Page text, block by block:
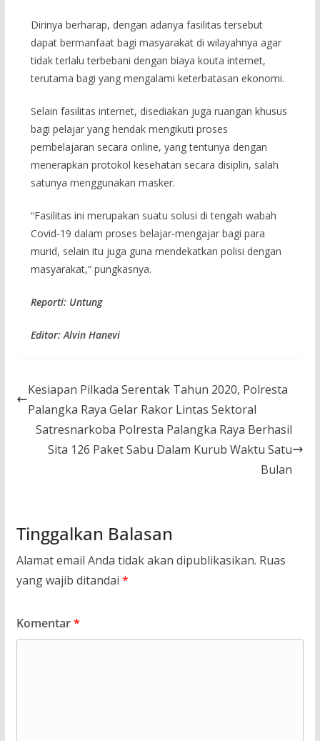
Dirinya berharap, dengan adanya fasilitas tersebut
dapat bermanfaat bagi masyarakat di wilayahnya agar
tidak terlalu terbebani dengan biaya kouta internet,
terutama bagi yang mengalami keterbatasan ekonomi.
Selain fasilitas internet, disediakan juga ruangan khusus
bagi pelajar yang hendak mengikuti proses
pembelajaran secara online, yang tentunya dengan
menerapkan protokol kesehatan secara disiplin, salah
satunya menggunakan masker.
“Fasilitas ini merupakan suatu solusi di tengah wabah
Covid-19 dalam proses belajar-mengajar bagi para
murid, selain itu juga guna mendekatkan polisi dengan
masyarakat,” pungkasnya.
Reporti: Untung
Editor: Alvin Hanevi
Kesiapan Pilkada Serentak Tahun 2020, Polresta
Palangka Raya Gelar Rakor Lintas Sektoral
Satresnarkoba Polresta Palangka Raya Berhasil
Sita 126 Paket Sabu Dalam Kurub Waktu Satu
Bulan
Tinggalkan Balasan
Alamat email Anda tidak akan dipublikasikan. Ruas
yang wajib ditandai *
Komentar*